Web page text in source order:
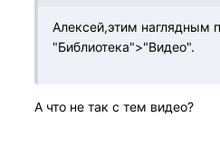
Алексей,этим наглядным
"Библиотека">"Видео".
А что не так с тем видео?